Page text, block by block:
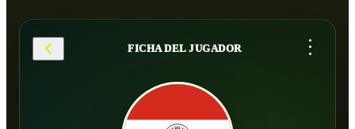
FICHA DEL JUGADOR ...